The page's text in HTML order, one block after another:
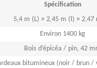
Spécification
5,4 m (L) × 2,45 m (l) × 2,47
Environ 1400 kg
Bois d’épicéa / pin, 42
bitumineux (noir / brun /